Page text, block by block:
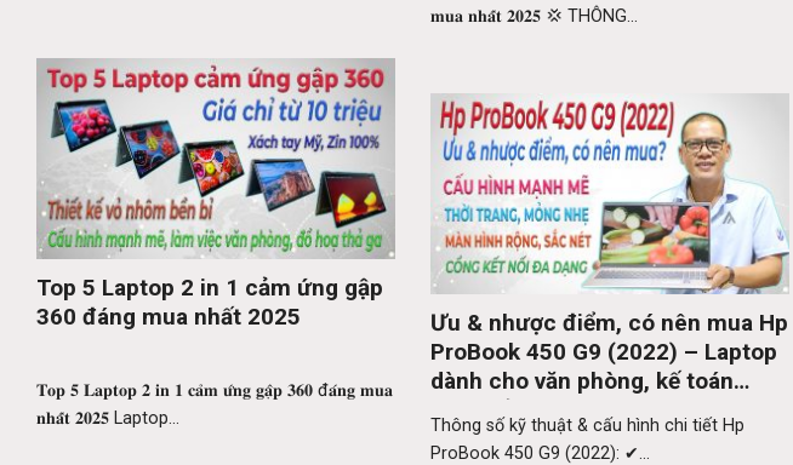
𝐦𝐮𝐚 𝐧𝐡𝐚̂́𝐭 𝟐𝟎𝟐𝟓 💢 THÔNG...
Top 5 Laptop 2 in 1 cảm ứng gập
360 đáng mua nhất 2025
𝐓𝐨𝐩 𝟓 𝐋𝐚𝐩𝐭𝐨𝐩 𝟐 𝐢𝐧 𝟏 𝐜𝐚̉𝐦 𝐮̛́𝐧𝐠 𝐠𝐚̣̂𝐩 𝟑𝟔𝟎 đ𝐚́𝐧𝐠 𝐦𝐮𝐚
𝐧𝐡𝐚̂́𝐭 𝟐𝟎𝟐𝟓 Laptop...
Ưu & nhược điểm, có nên mua Hp
ProBook 450 G9 (2022) – Laptop
dành cho văn phòng, kế toán
hoàn hảo
Thông số kỹ thuật & cấu hình chi tiết Hp
ProBook 450 G9 (2022): ✔...